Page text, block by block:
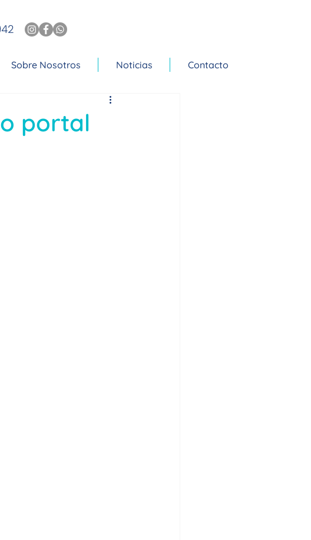
Sobre Nosotros Noticias Contacto
portal